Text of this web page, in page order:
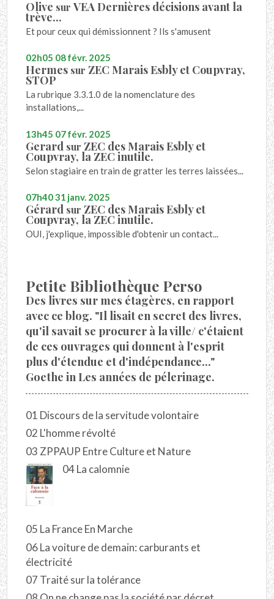
Olive surVEA Dernières décisions avant la
trève...
Et pour ceux qui démissionnent ? Ils s'amusent
02h05 08févr. 2025
Hermes sur ZEC Marais Esbly et Coupvray,
STOP
La rubrique 3.3.1.0 de la nomenclature des
installations,...
13h45 07févr. 2025
Gerard sur ZEC des Marais Esbly et
Coupvray, la ZEC inutile.
Selon stagiaire en train de gratter les terres laissées...
07h4031 janv. 2025
Gérard sur ZEC des Marais Esbly et
Coupvray, la ZEC inutile.
OUI, j'explique, impossible d'obtenir un contact...
Petite Bibliothèque Perso
Des livres sur mes étagères, en rapport
avec ce blog. "Il lisait en secret des livres,
qu'il savait se procurer à la ville/ c'étaient
de ces ouvrages qui donnent à l'esprit
plus d'étendue et d'indépendance..."
Goethe in Les années de pélerinage.
01 Discours de la servitude volontaire
02 L'homme révolté
03 ZPPAUP Entre Culture et Nature
04 La calomnie
05 La France En Marche
06 La voiture de demain: carburants et
électricité
07 Traité sur la tolérance